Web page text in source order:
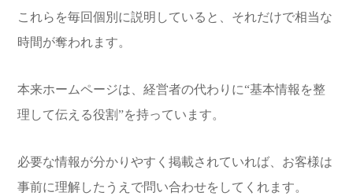
これらを毎回個別に説明していると、それだけで相当な
時間が奪われます。
本来ホームページは、経営者の代わりに“基本情報を整
理して伝える役割”を持っています。
必要な情報が分かりやすく掲載されていれば、お客様は
事前に理解したうえで問い合わせをしてくれます。